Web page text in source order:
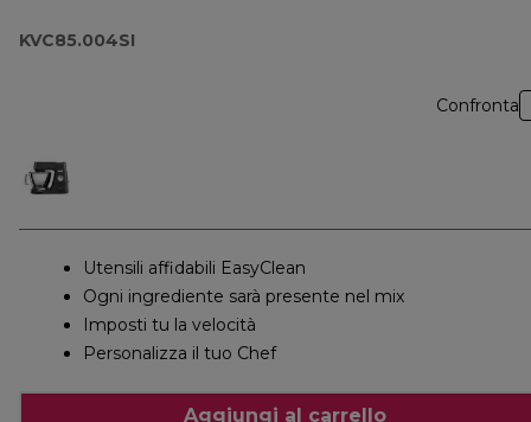
KVC85.004SI
Confronta
Utensili affidabili EasyClean
Ogni ingrediente sarà presente nel mix
Imposti tu la velocità
Personalizza il tuo Chef
Aggiungi al carrello